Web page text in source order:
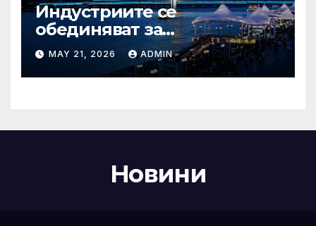
Индустриите се
обединяват за
висококачествен растеж на
културния и
туристическия сектор
MAY 21, 2026 ADMIN
Новини